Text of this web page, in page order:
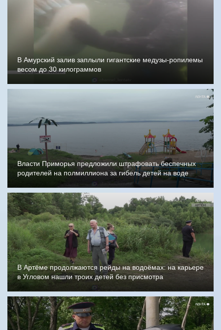
В Амурский залив заплыли гигантские медузы-ропилемы
весом до 30 килограммов
Власти Приморья предложили штрафовать беспечных
родителей на полмиллиона за гибель детей на воде
В Артёме продолжаются рейды на водоёмах: на карьере
в Угловом нашли троих детей без присмотра